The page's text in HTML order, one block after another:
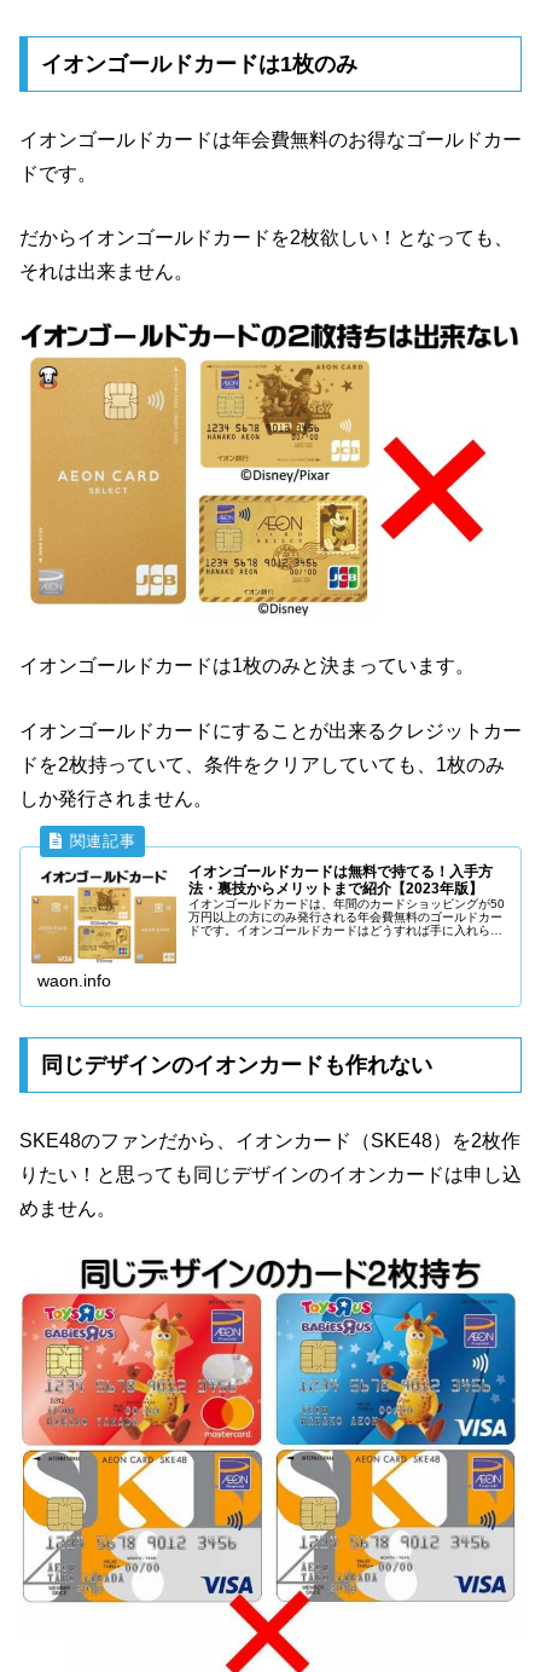
イオンゴールドカードは1枚のみ
イオンゴールドカードは年会費無料のお得なゴールドカー
ドです。
だからイオンゴールドカードを2枚欲しい！となっても、
それは出来ません。
イオンゴールドカードは1枚のみと決まっています。
イオンゴールドカードにすることが出来るクレジットカー
ドを2枚持っていて、条件をクリアしていても、1枚のみ
しか発行されません。
イオンゴールドカードは無料で持てる！入手方
法・裏技からメリットまで紹介【2023年版】
イオンゴールドカードは、年間のカードショッピングが50
万円以上の方にのみ発行される年会費無料のゴールドカー
ドです。イオンゴールドカードはどうすれば手に入れられ
waon.info
同じデザインのイオンカードも作れない
SKE48のファンだから、イオンカード（SKE48）を2枚作
りたい！と思っても同じデザインのイオンカードは申し込
めません。